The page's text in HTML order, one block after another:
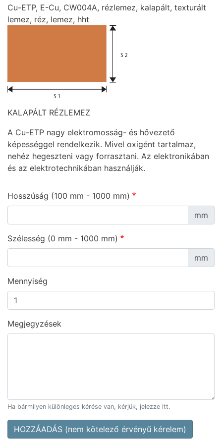
Cu-ETP, E-Cu, CW004A, rézlemez, kalapált, texturált
lemez, réz, lemez, hht
KALAPÁLT RÉZLEMEZ
A Cu-ETP nagy elektromosság- és hővezető
képességgel rendelkezik. Mivel oxigént tartalmaz,
nehéz hegeszteni vagy forrasztani. Az elektronikában
és az elektrotechnikában használják.
Hosszúság (100 mm - 1000 mm)
mm
Szélesség (0 mm - 1000 mm)
mm
Mennyiség
Megjegyzések
Ha bármilyen különleges kérése van, kérjük, jelezze itt.
HOZZÁADÁS (nem kötelező érvényű kérelem)